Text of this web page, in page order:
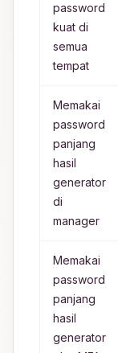
password
kuat di
semua
tempat
Memakai
password
panjang
hasil
generator
di
manager
Memakai
password
panjang
hasil
generator